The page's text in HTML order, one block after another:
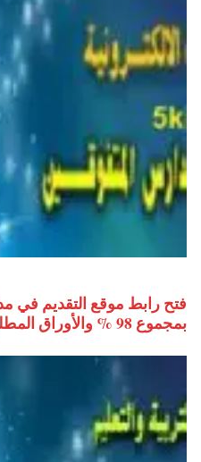
بمجموع 98 % والأوراق المطلوبة